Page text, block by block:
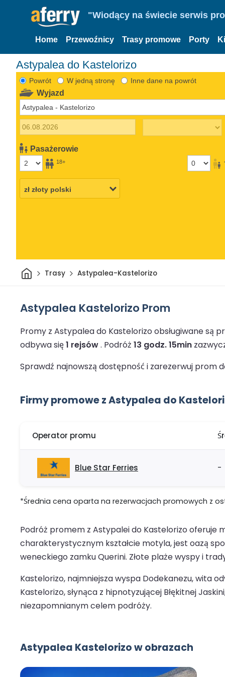
"Wiodący na świecie serwis
Home Przewoźnicy Trasy promowe Porty
Astypalea do Kastelorizo
Powrót W jedną stronę Inne dane na powrót
Wyjazd
Pasażerowie
18+
DomTrasy Astypalea-Kastelorizo
Astypalea Kastelorizo Prom
Promy z Astypalea do Kastelorizo obsługiwane są
odbywa się1 rejsów. Podróż 13 godz. 15min
Sprawdź najnowszą dostępność i zarezerwuj prom
Firmy promowe z Astypalea do
Operator promu
Blue Star Ferries -
*Średnia cena oparta na rezerwacjach promowych z
Podróż promem z Astypalei do Kastelorizo oferuje
charakterystycznym kształcie motyla, jest oazą
weneckiego zamku Querini. Złote plaże wyspy i
Kastelorizo, najmniejsza wyspa Dodekanezu, wita
Kastelorizo, słynąca z hipnotyzującej Błękitnej
niezapomnianym celem podróży.
Astypalea Kastelorizo w obrazach